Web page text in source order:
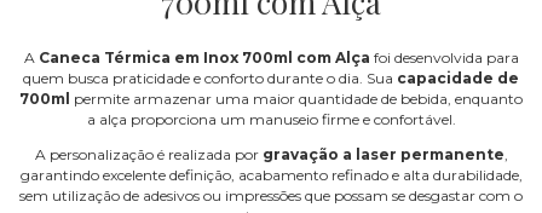
A Caneca Térmica em Inox 700ml com Alça foi desenvolvida para
quem busca praticidade e conforto durante o dia. Sua capacidade de
700ml permite armazenar uma maior quantidade de bebida, enquanto
a alça proporciona um manuseio firme e confortável.
A personalização é realizada por gravação a laser permanente,
garantindo excelente definição, acabamento refinado e alta durabilidade,
sem utilização de adesivos ou impressões que possam se desgastar com o